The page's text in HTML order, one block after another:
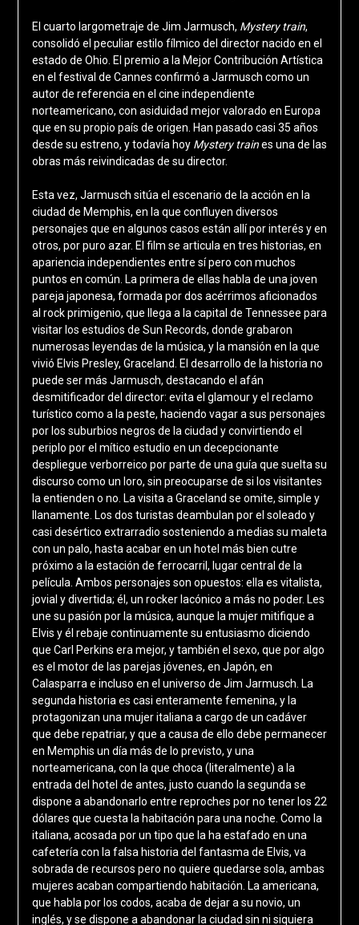
El cuarto largometraje de Jim Jarmusch, Mystery train,
consolidó el peculiar estilo fílmico del director nacido en el
estado de Ohio. El premio a la Mejor Contribución Artística
en el festival de Cannes confirmó a Jarmusch como un
autor de referencia en el cine independiente
norteamericano, con asiduidad mejor valorado en Europa
que en su propio país de origen. Han pasado casi 35 años
desde su estreno, y todavía hoy Mystery traines una de las
obras más reivindicadas de su director.
Esta vez, Jarmusch sitúa el escenario de la acción en la
ciudad de Memphis, en la que confluyen diversos
personajes que en algunos casos están allí por interés y en
otros, por puro azar. El film se articula en tres historias, en
apariencia independientes entre sí pero con muchos
puntos en común. La primera de ellas habla de una joven
pareja japonesa, formada por dos acérrimos aficionados
al rock primigenio, que llega a la capital de Tennessee para
visitar los estudios de Sun Records, donde grabaron
numerosas leyendas de la música, y la mansión en la que
vivió Elvis Presley, Graceland. El desarrollo de la historia no
puede ser más Jarmusch, destacando el afán
desmitificador del director: evita el glamour y el reclamo
turístico como a la peste, haciendo vagar a sus personajes
por los suburbios negros de la ciudad y convirtiendo el
periplo por el mítico estudio en un decepcionante
despliegue verborreico por parte de una guía que suelta su
discurso como un loro, sin preocuparse de si los visitantes
la entienden o no. La visita a Graceland se omite, simple y
llanamente. Los dos turistas deambulan por el soleado y
casi desértico extrarradio sosteniendo a medias su maleta
con un palo, hasta acabar en un hotel más bien cutre
próximo a la estación de ferrocarril, lugar central de la
película. Ambos personajes son opuestos: ella es vitalista,
jovial y divertida; él, un rocker lacónico a más no poder. Les
une su pasión por la música, aunque la mujer mitifique a
Elvis y él rebaje continuamente su entusiasmo diciendo
que Carl Perkins era mejor, y también el sexo, que por algo
es el motor de las parejas jóvenes, en Japón, en
Calasparra e incluso en el universo de Jim Jarmusch. La
segunda historia es casi enteramente femenina, y la
protagonizan una mujer italiana a cargo de un cadáver
que debe repatriar, y que a causa de ello debe permanecer
en Memphis un día más de lo previsto, y una
norteamericana, con la que choca (literalmente) a la
entrada del hotel de antes, justo cuando la segunda se
dispone a abandonarlo entre reproches por no tener los 22
dólares que cuesta la habitación para una noche. Como la
italiana, acosada por un tipo que la ha estafado en una
cafetería con la falsa historia del fantasma de Elvis, va
sobrada de recursos pero no quiere quedarse sola, ambas
mujeres acaban compartiendo habitación. La americana,
que habla por los codos, acaba de dejar a su novio, un
inglés, y se dispone a abandonar la ciudad sin ni siquiera